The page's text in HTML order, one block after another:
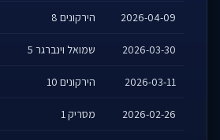
2026-04-09 הירקונים 8
2026-03-30 שמואל וינברגר 5
2026-03-11 הירקונים 10
2026-02-26 מסריק 1